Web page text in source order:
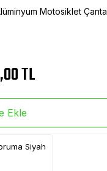
Motosiklet
TL
Ekle